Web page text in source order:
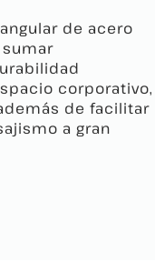
de acero
corporativo,
de facilitar
a gran